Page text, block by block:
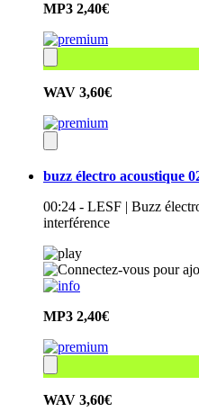
MP3 2,40€
WAV 3,60€
buzz électro acoustique
00:24 - LESF | Buzz
interférence
MP3 2,40€
WAV 3,60€